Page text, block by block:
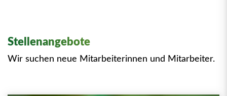
Stellenangebote
Wir suchen neue Mitarbeiterinnen und Mitarbeiter.